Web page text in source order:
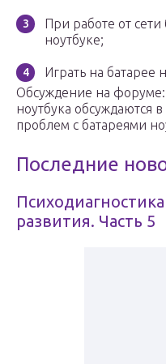
При работе от
ноутбуке;
Играть на батарее
Обсуждение на
ноутбука обсуждаются
проблем с батареями
Последние
развития. Часть 5